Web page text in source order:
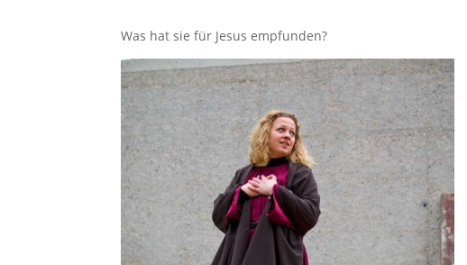
Was hat sie für Jesus empfunden?